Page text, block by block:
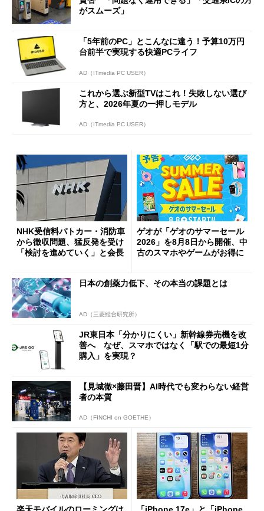
がスムーズ」
「5年前のPC」とこんなに違う！予算10万円
台前半で実現する快適PCライフ
AD（ITmedia PC USER）
これから選ぶ新型TVはこれ！失敗しない選び
方と、2026年夏の一押しモデル
AD（ITmedia PC USER）
NHK受信料パトカー・消防車
から徴収問題、猛反発を受け
「検討を進めていく」と会長
ゲオが「ゲオのサマーセール
2026」を8月8日から開催、中
古のスマホやゲームがお得に
日本の創薬力低下、その本当の課題とは
AD（三菱総合研究所）
JR東日本「分かりにくい」新幹線券売機を改
善へ なぜ、スマホではなく「駅での最短1分
購入」を実現？
【見城徹×藤田晋】AI時代でも変わらない経営
者の本質
AD（FINCHI on GOETHE）